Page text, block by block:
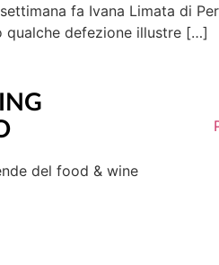
fa Ivana Limata di
defezione illustre […]
del food & wine